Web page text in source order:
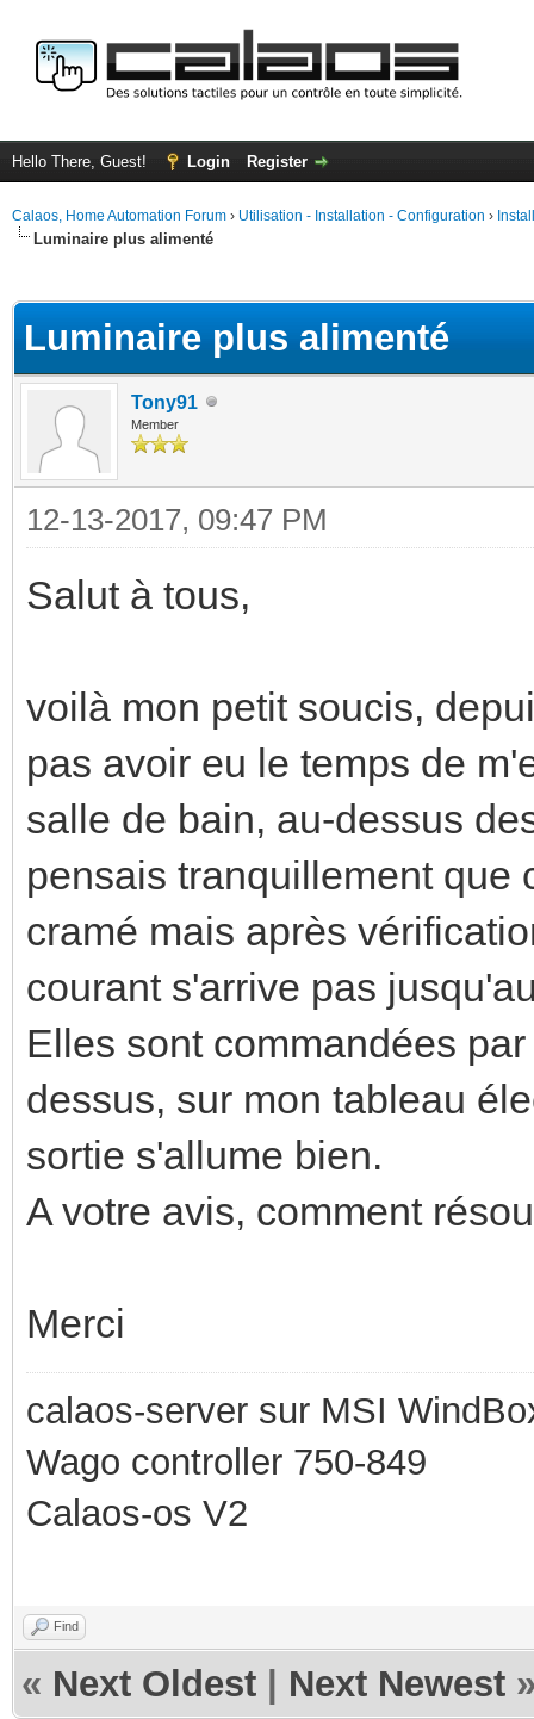
Hello There, Guest! Login Register
Calaos, Home Automation Forum › Utilisation - Installation - Configuration ›
Luminaire plus alimenté
Luminaire plus alimenté
Tony91
Member
12-13-2017, 09:47 PM
Salut à tous,
voilà mon petit soucis,
pas avoir eu le temps de
salle de bain, au-dessus
pensais tranquillement que
cramé mais après
courant s'arrive pas
Elles sont commandées
dessus, sur mon tableau
sortie s'allume bien.
A votre avis, comment
Merci
calaos-server sur MSI
Wago controller 750-849
Calaos-os V2
Find
« Next Oldest Next Newest